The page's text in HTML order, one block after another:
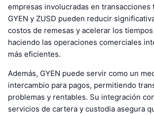
empresas involucradas en transacciones
GYEN y ZUSD pueden reducir
costos de remesas y acelerar los
haciendo las operaciones comerciales
más eficientes.
Además, GYEN puede servir como un
intercambio para pagos, permitiendo
problemas y rentables. Su integración
servicios de cartera y custodia asegura